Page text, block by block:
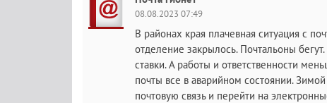
08.08.2023 07:49
В районах края плачевная ситуация с
отделение закрылось. Почтальоны
ставки. А работы и ответственности
почты все в аварийном состоянии.
почтовую связь и перейти на